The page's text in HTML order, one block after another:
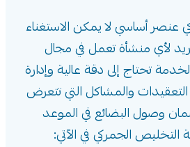
عنصر أساسي لا يمكن الاستغناء
لأي منشأة تعمل في مجال
تحتاج إلى دقة عالية وإدارة
والمشاكل التي تتعرض
وصول البضائع في الموعد
الجمركي في الآتي: